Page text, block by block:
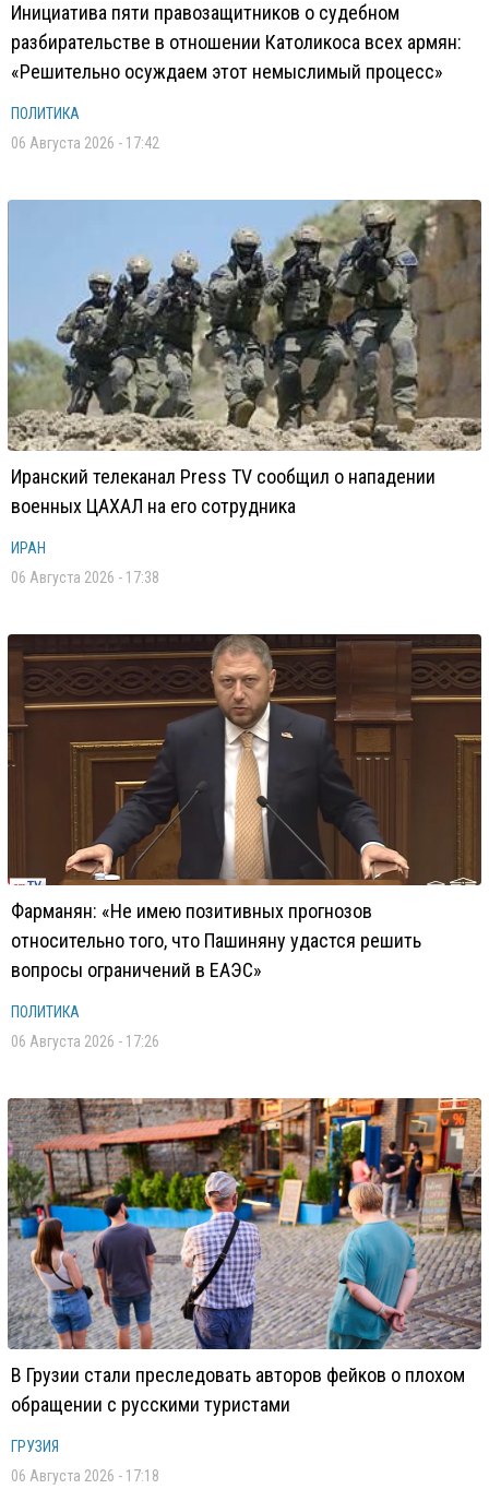
Инициатива пяти правозащитников о судебном
разбирательстве в отношении Католикоса всех армян:
«Решительно осуждаем этот немыслимый процесс»
ПОЛИТИКА
06 Августа 2026 - 17:42
Иранский телеканал Press TV сообщил о нападении
военных ЦАХАЛ на его сотрудника
ИРАН
06 Августа 2026 - 17:38
Фарманян: «Не имею позитивных прогнозов
относительно того, что Пашиняну удастся решить
вопросы ограничений в ЕАЭС»
ПОЛИТИКА
06 Августа 2026 - 17:26
В Грузии стали преследовать авторов фейков о плохом
обращении с русскими туристами
ГРУЗИЯ
06 Августа 2026 - 17:18